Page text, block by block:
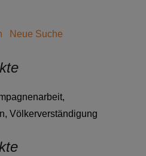
Neue Suche
Völkerverständigung